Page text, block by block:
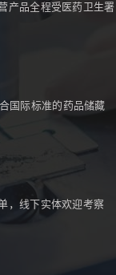
产品全程受医药卫生署
国际标准的药品储藏
，线下实体欢迎考察